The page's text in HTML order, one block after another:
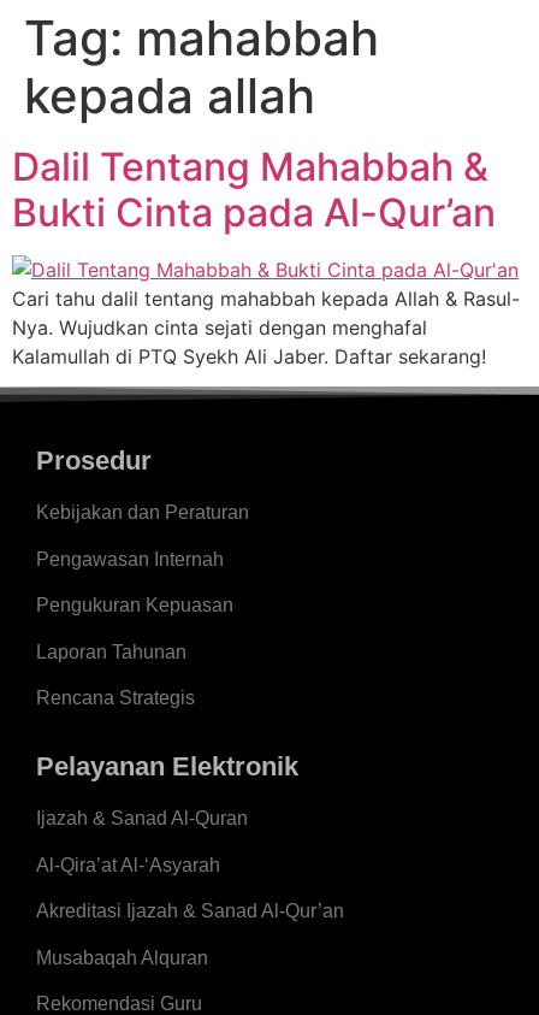
Tag: mahabbah
kepada allah
Dalil Tentang Mahabbah &
Bukti Cinta pada Al-Qur’an
Cari tahu dalil tentang mahabbah kepada Allah & Rasul-
Nya. Wujudkan cinta sejati dengan menghafal
Kalamullah di PTQ Syekh Ali Jaber. Daftar sekarang!
Prosedur
Kebijakan dan Peraturan
Pengawasan Internah
Pengukuran Kepuasan
Laporan Tahunan
Rencana Strategis
Pelayanan Elektronik
Ijazah & Sanad Al-Quran
Al-Qira’at Al-‘Asyarah
Akreditasi Ijazah & Sanad Al-Qur’an
Musabaqah Alquran
Rekomendasi Guru